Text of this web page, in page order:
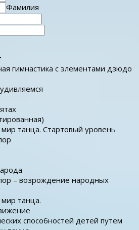
Фамилия
гимнастика с элементами дзюдо
танца. Стартовый уровень
– возрождение народных
танца.
способностей детей путем